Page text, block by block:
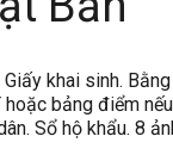
khai sinh.
bảng điểm
Sổ hộ khẩu. 8